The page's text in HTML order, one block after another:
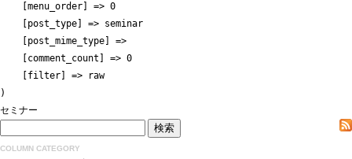
    [menu_order] => 0
    [post_type] => seminar
    [post_mime_type] =>
    [comment_count] => 0
    [filter] => raw
セミナー
COLUMN CATEGORY